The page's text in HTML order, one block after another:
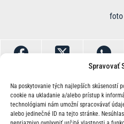
Spravovať
Na poskytovanie tých najlepších skúseností
cookie na ukladanie a/alebo prístup k
technológiami nám umožní spracovávať
alebo jedinečné ID na tejto stránke.
foto